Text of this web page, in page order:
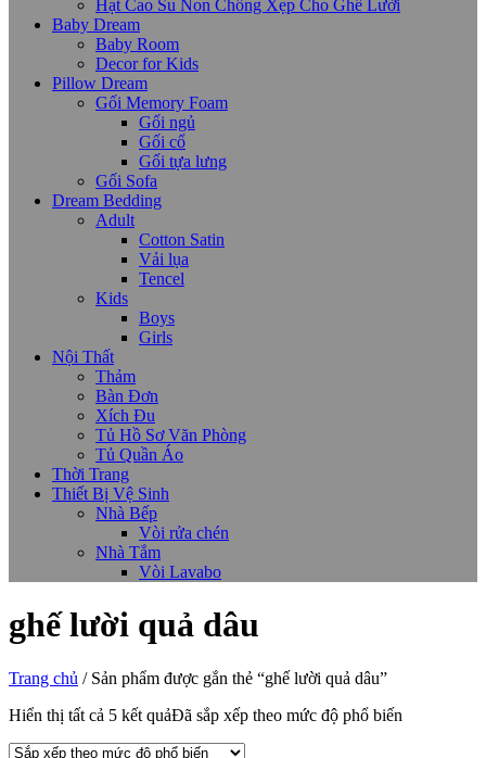
Hạt Cao Su Non Chống Xẹp Cho Ghế Lười
Baby Dream
Baby Room
Decor for Kids
Pillow Dream
Gối Memory Foam
Gối ngủ
Gối cổ
Gối tựa lưng
Gối Sofa
Dream Bedding
Adult
Cotton Satin
Vải lụa
Tencel
Kids
Boys
Girls
Nội Thất
Thảm
Bàn Đơn
Xích Đu
Tủ Hồ Sơ Văn Phòng
Tủ Quần Áo
Thời Trang
Thiết Bị Vệ Sinh
Nhà Bếp
Vòi rửa chén
Nhà Tắm
Vòi Lavabo
ghế lười quả dâu
Trang chủ / Sản phẩm được gắn thẻ “ghế lười quả dâu”
Hiển thị tất cả 5 kết quảĐã sắp xếp theo mức độ phổ biến